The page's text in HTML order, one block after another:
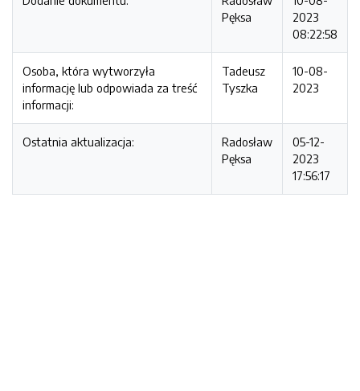
Pęksa
2023
08:22:58
Osoba, która wytworzyła
informację lub odpowiada za treść
informacji:
Tadeusz
Tyszka
10-08-
2023
Ostatnia aktualizacja:
Radosław
Pęksa
05-12-
2023
17:56:17